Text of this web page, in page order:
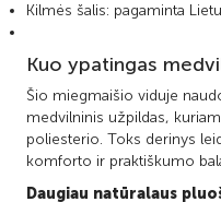
Kilmės šalis: pagaminta
Kuo ypatingas
Šio miegmaišio viduje
medvilninis užpildas,
poliesterio. Toks derinys
komforto ir praktiškumo
Daugiau natūralaus